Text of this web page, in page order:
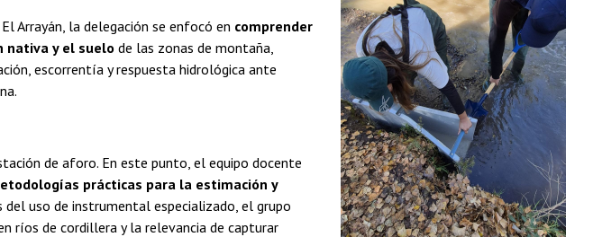
Arrayán, la delegación se enfocó en comprender
nativa y el suelo de las zonas de montaña,
escorrentía y respuesta hidrológica ante
de aforo. En este punto, el equipo docente
prácticas para la estimación y
del uso de instrumental especializado, el grupo
ríos de cordillera y la relevancia de capturar